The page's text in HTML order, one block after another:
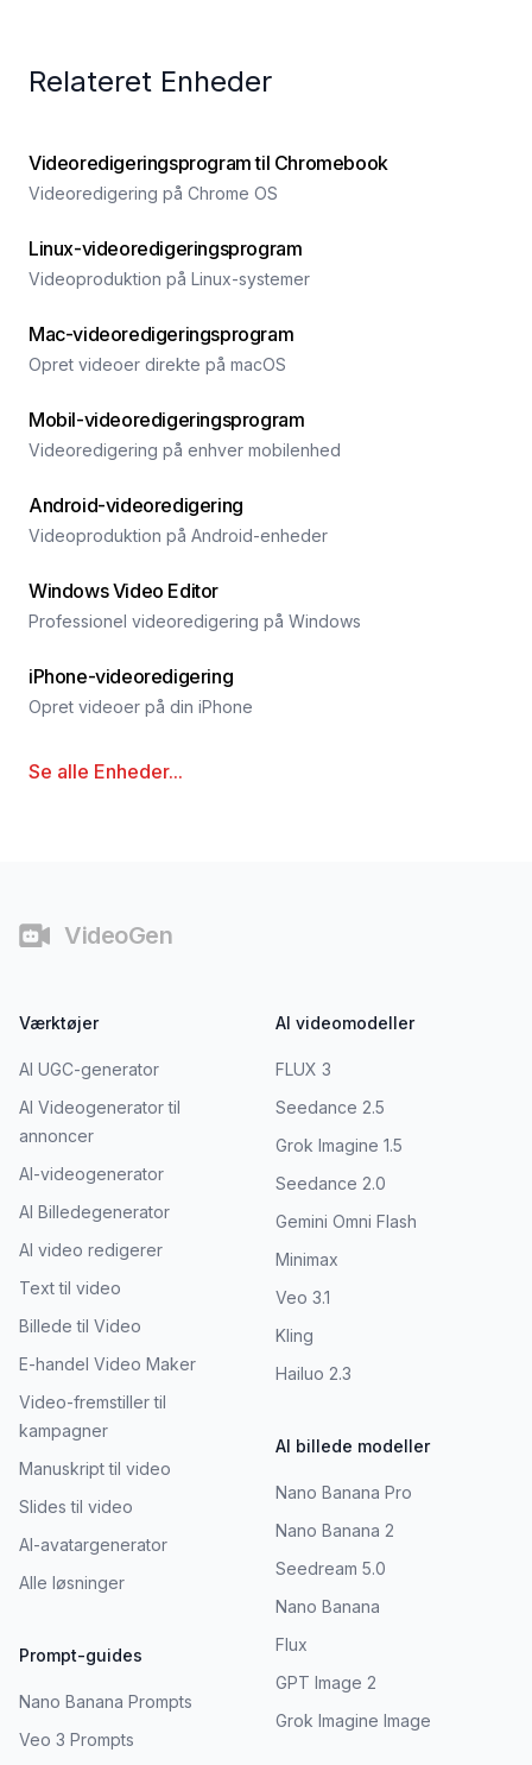
Relateret Enheder
Videoredigeringsprogram til Chromebook
Videoredigering på Chrome OS
Linux-videoredigeringsprogram
Videoproduktion på Linux-systemer
Mac-videoredigeringsprogram
Opret videoer direkte på macOS
Mobil-videoredigeringsprogram
Videoredigering på enhver mobilenhed
Android-videoredigering
Videoproduktion på Android-enheder
Windows Video Editor
Professionel videoredigering på Windows
iPhone-videoredigering
Opret videoer på din iPhone
Se alle Enheder...
VideoGen
Værktøjer
AI UGC-generator
AI Videogenerator til
annoncer
AI-videogenerator
AI Billedegenerator
AI video redigerer
Text til video
Billede til Video
E-handel Video Maker
Video-fremstiller til
kampagner
Manuskript til video
Slides til video
AI-avatargenerator
Alle løsninger
Prompt-guides
Nano Banana Prompts
Veo 3 Prompts
AI videomodeller
FLUX 3
Seedance 2.5
Grok Imagine 1.5
Seedance 2.0
Gemini Omni Flash
Minimax
Veo 3.1
Kling
Hailuo 2.3
AI billede modeller
Nano Banana Pro
Nano Banana 2
Seedream 5.0
Nano Banana
Flux
GPT Image 2
Grok Imagine Image